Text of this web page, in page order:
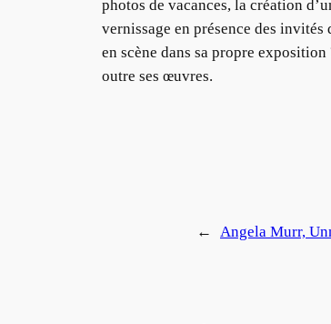
photos de vacances, la création
vernissage en présence des
en scène dans sa propre
outre ses œuvres.
← Angela Murr,